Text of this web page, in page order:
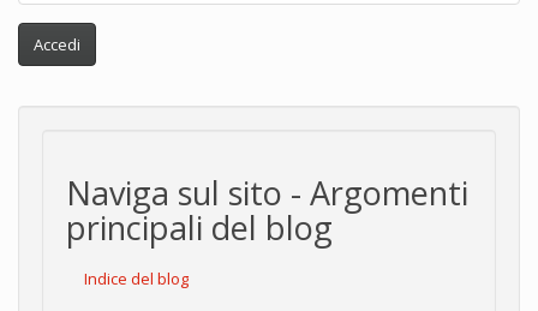
Accedi
Naviga sul sito - Argomenti
principali del blog
Indice del blog